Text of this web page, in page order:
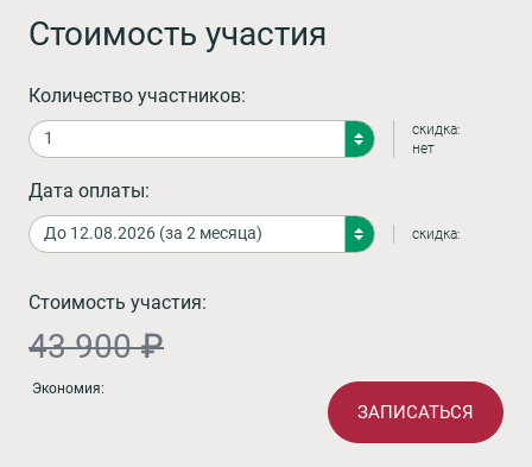
Стоимость участия
Количество участников:
скидка:
нет
Дата оплаты:
скидка:
Стоимость участия:
43 900 ₽
Экономия:
ЗАПИСАТЬСЯ